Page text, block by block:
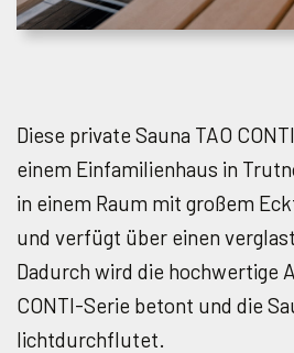
Diese private Sauna TAO
einem Einfamilienhaus in
in einem Raum mit großem
und verfügt über einen
Dadurch wird die hochwertige
CONTI-Serie betont und die
lichtdurchflutet.